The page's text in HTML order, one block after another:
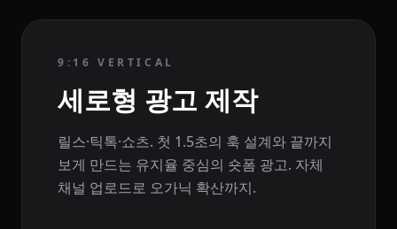
9:16 VERTICAL
세로형 광고 제작
릴스·틱톡·쇼츠. 첫 1.5초의 훅 설계와 끝까지
보게 만드는 유지율 중심의 숏폼 광고. 자체
채널 업로드로 오가닉 확산까지.